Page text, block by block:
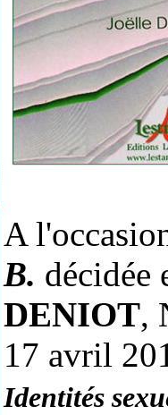
A
B. décidée
DENIOT,
17 avril
Identités